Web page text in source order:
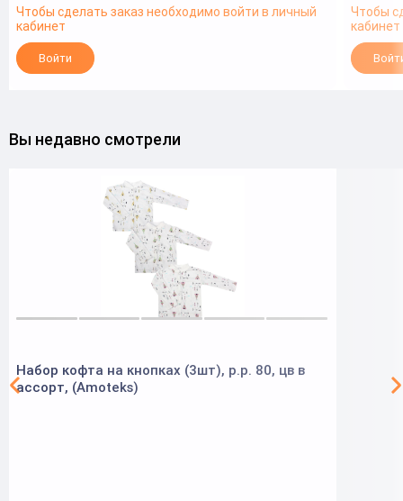
Чтобы сделать заказ необходимо войти в личный
кабинет
Войти
Чтобы
кабинет
Вы недавно смотрели
Набор кофта на кнопках (3шт), р.р. 80, цв в
ассорт, (Аmoteks)